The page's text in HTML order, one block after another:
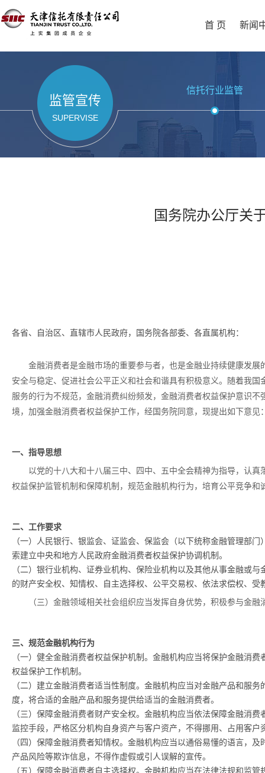
首 页 新闻
监管宣传
SUPERVISE
信托行业监管
国务院办公厅关
各省、自治区、直辖市人民政府，国务院各部委、各直属机构：
金融消费者是金融市场的重要参与者，也是金融业持续健康发
安全与稳定、促进社会公平正义和社会和谐具有积极意义。随着我
服务的行为不规范，金融消费纠纷频发，金融消费者权益保护意识
境，加强金融消费者权益保护工作，经国务院同意，现提出如下意见
一、指导思想
以党的十八大和十八届三中、四中、五中全会精神为指导，认
权益保护监管机制和保障机制，规范金融机构行为，培育公平竞争
二、工作要求
（一）人民银行、银监会、证监会、保监会（以下统称金融管理部
索建立中央和地方人民政府金融消费者权益保护协调机制。
（二）银行业机构、证券业机构、保险业机构以及其他从事金融或
的财产安全权、知情权、自主选择权、公平交易权、依法求偿权、
（三）金融领域相关社会组织应当发挥自身优势，积极参与金
三、规范金融机构行为
（一）健全金融消费者权益保护机制。金融机构应当将保护金融消
权益保护工作机制。
（二）建立金融消费者适当性制度。金融机构应当对金融产品和服
度，将合适的金融产品和服务提供给适当的金融消费者。
（三）保障金融消费者财产安全权。金融机构应当依法保障金融消
监控手段，严格区分机构自身资产与客户资产，不得挪用、占用客户
（四）保障金融消费者知情权。金融机构应当以通俗易懂的语言，
产品风险等欺诈信息，不得作虚假或引人误解的宣传。
（五）保障金融消费者自主选择权。金融机构应当在法律法规和监